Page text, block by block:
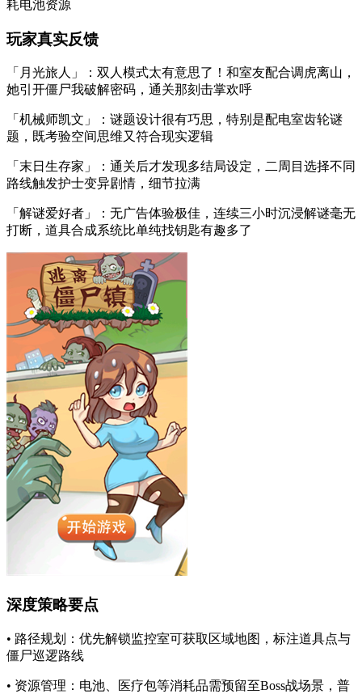
耗电池资源
玩家真实反馈
「月光旅人」：双人模式太有意思了！和室友配合调虎离山，
她引开僵尸我破解密码，通关那刻击掌欢呼
「机械师凯文」：谜题设计很有巧思，特别是配电室齿轮谜
题，既考验空间思维又符合现实逻辑
「末日生存家」：通关后才发现多结局设定，二周目选择不同
路线触发护士变异剧情，细节拉满
「解谜爱好者」：无广告体验极佳，连续三小时沉浸解谜毫无
打断，道具合成系统比单纯找钥匙有趣多了
深度策略要点
• 路径规划：优先解锁监控室可获取区域地图，标注道具点与
僵尸巡逻路线
• 资源管理：电池、医疗包等消耗品需预留至Boss战场景，普